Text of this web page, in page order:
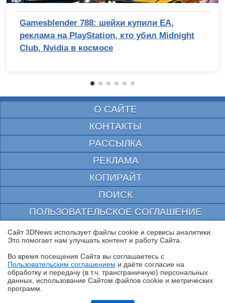
Обзор смартфона TECNO SPARK 50: все тренды разом — чуть
Gamesblender 788: шейхи купили EA,
реклама на PlayStation, кто убил Midnight
Club, Nvidia в космосе
О САЙТЕ
КОНТАКТЫ
РАССЫЛКА
РЕКЛАМА
КОПИРАЙТ
ПОИСК
ПОЛЬЗОВАТЕЛЬСКОЕ СОГЛАШЕНИЕ
ЗАЩИЩЕНО CURATOR
© 1997—2026 Электронное периодическое издание "3ДНьюс" | Свидетельство о
выдано Федеральной Службой по надзору за соблюдением законодательства в сфере
массовых коммуникаций и охране культурного наследия
При цитировании документа ссылка на сайт с указанием автора обязательна. Полное
заимствование документа является нарушением
российского и международного законодательства и возможно только с согласия
Сайт 3DNews использует файлы cookie и сервисы аналитики.
Это помогает нам улучшать контент и работу Cайта.
Во время посещения Cайта вы соглашаетесь с
Пользовательским соглашением и даёте согласие на
обработку и передачу (в т.ч. трансграничную) персональных
данных, использование Cайтом файлов cookie и метрических
программ.